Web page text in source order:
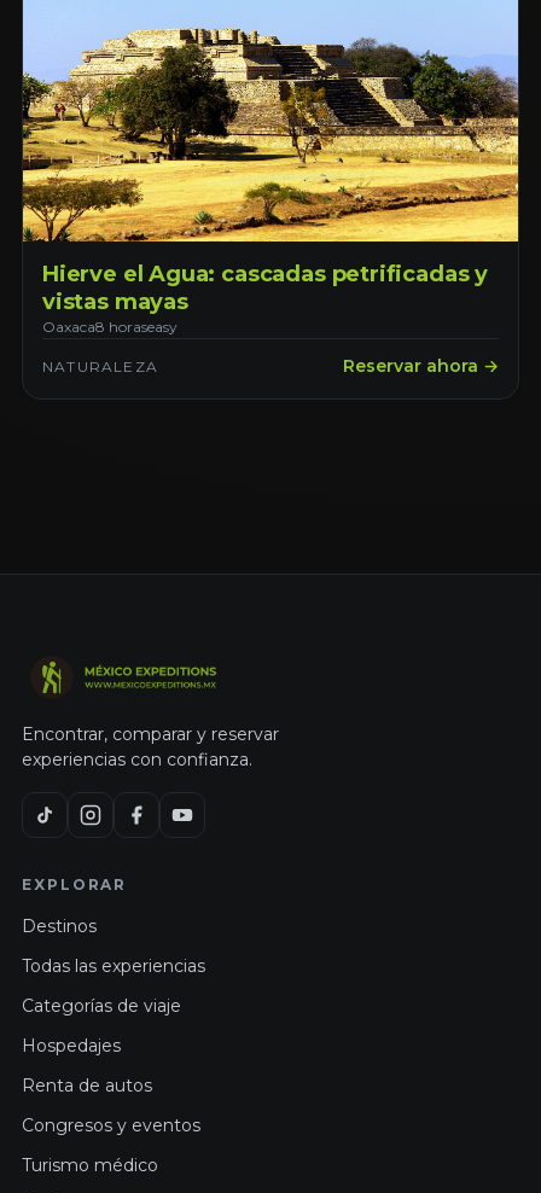
Hierve el Agua: cascadas petrificadas y
vistas mayas
Oaxaca8 horaseasy
NATURALEZA Reservar ahora →
Encontrar, comparar y reservar
experiencias con confianza.
EXPLORAR
Destinos
Todas las experiencias
Categorías de viaje
Hospedajes
Renta de autos
Congresos y eventos
Turismo médico